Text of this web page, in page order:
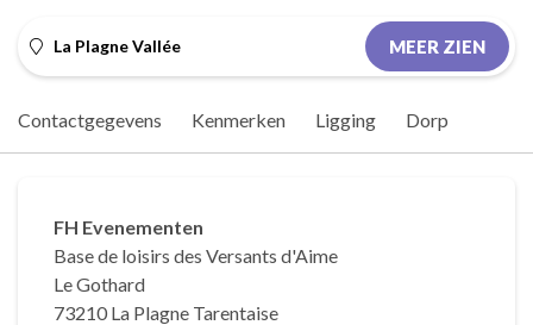
La Plagne Vallée MEER ZIEN
Contactgegevens Kenmerken Ligging Dorp
FH Evenementen
Base de loisirs des Versants d'Aime
Le Gothard
73210 La Plagne Tarentaise